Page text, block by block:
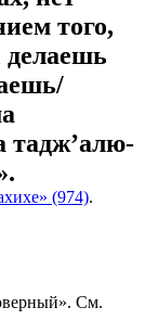
того,
тадж’алю-
(974).
См.